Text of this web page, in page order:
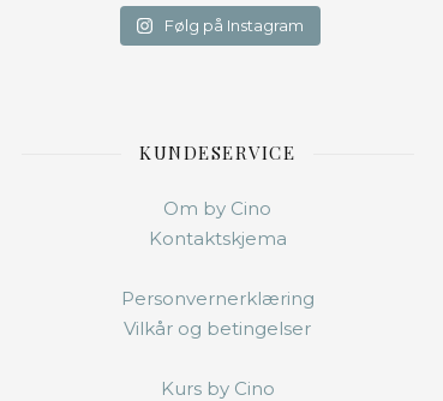
Følg på Instagram
KUNDESERVICE
Om by Cino
Kontaktskjema
Personvernerklæring
Vilkår og betingelser
Kurs by Cino